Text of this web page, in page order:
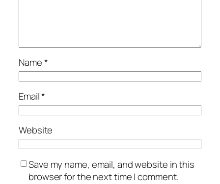
Name*
Email*
Website
Save my name, email, and website in this
browser for the next time I comment.